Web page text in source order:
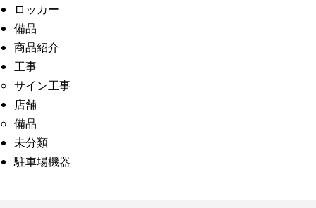
ロッカー
備品
商品紹介
工事
サイン工事
店舗
備品
未分類
駐車場機器